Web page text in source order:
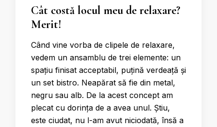
Cât costă locul meu de relaxare?
Merit!
Când vine vorba de clipele de relaxare,
vedem un ansamblu de trei elemente: un
spațiu finisat acceptabil, puțină verdeață și
un set bistro. Neapărat să fie din metal,
negru sau alb. De la acest concept am
plecat cu dorința de a avea unul. Știu,
este ciudat, nu l-am avut niciodată, însă a